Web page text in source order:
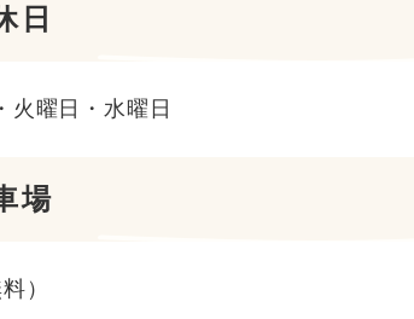
日
火曜日・水曜日
場
）